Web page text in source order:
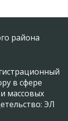
района
в сфере
массовых
ЭЛ